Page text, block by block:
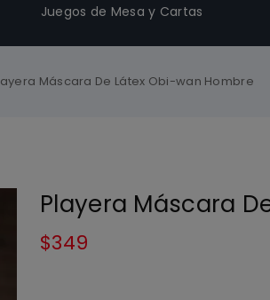
Juegos de Mesa y Cartas
Máscara De Látex Obi-wan Hombre
Playera Máscara
$349